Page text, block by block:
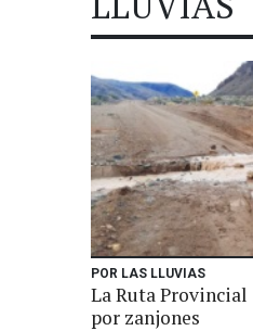
POR LAS LLUVIAS
La Ruta Provincial
por zanjones